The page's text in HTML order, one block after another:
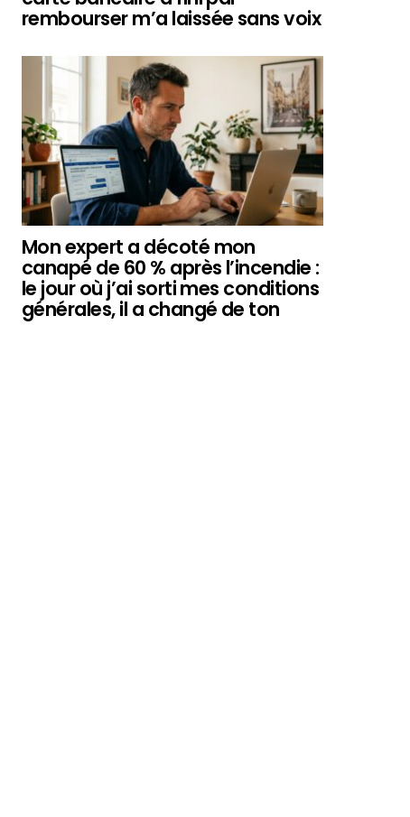
rembourser m’a laissée sans voix
Mon expert a décoté mon
canapé de 60 % après l’incendie :
le jour où j’ai sorti mes conditions
générales, il a changé de ton